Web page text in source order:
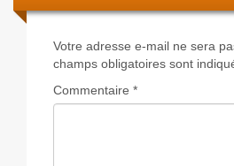
Votre adresse e-mail ne sera
champs obligatoires sont
Commentaire *